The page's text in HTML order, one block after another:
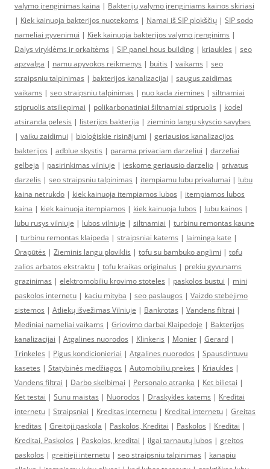
valymo įrenginimas kaina | Bakterijų valymo įrenginiams kainos skiriasi
| Kiek kainuoja bakterijos nuotekoms | Namai iš SIP plokščių | SIP sodo
nameliai gyvenimui | Kiek kainuoja bakterijos valymo įrenginims |
Dalys viryklėms ir orkaitėms | SIP panel hous building | kriaukles | seo
apzvalga | namu apyvokos reikmenys | buitis | vaikams | seo
straipsniu talpinimas | bakterijos kanalizacijai | saugus zaidimas
vaikams | seo straipsniu talpinimas | nuo kada ziemines | siltnamiai
stipruolis atsiliepimai | polikarbonatiniai šiltnamiai stipruolis | kodel
atsiranda pelesis | listerijos bakterija | zieminio langu skyscio savybes
| vaiku zaidimui | bioloģiskie risinājumi | geriausios kanalizacijos
bakterijos | adblue skystis | parama privaciam darzeliui | darzeliai
gelbeja | pasirinkimas vilniuje | ieskome geriausio darzelio | privatus
darzelis | seo straipsniu talpinimas | itempiamu lubu privalumai | lubu
kaina netrukdo | kiek kainuoja itempiamos lubos | itempiamos lubos
kaina | kiek kainuoja itempiamos | kiek kainuoja lubos | lubu kainos |
lubu rusys vilniuje | lubos vilniuje | siltnamiai | turbinu remontas kaune
| turbinu remontas klaipeda | straipsniai katems | laiminga kate |
Orapūtės | Zieminis langu ploviklis | tofu su bambuko anglimi | tofu
zalios arbatos ekstraktu | tofu kraikas originalus | prekiu gyvunams
grazinimas | elektromobiliu krovimo stoteles | paskolos bustui | mini
paskolos internetu | kaciu mityba | seo paslaugos | Vaizdo stebėjimo
sistemos | Atliekų išvežimas Vilniuje | Bankrotas | Vandens filtrai |
Mediniai nameliai vaikams | Griovimo darbai Klaipedoje | Bakterijos
kanalizacijai | Atgalines nuorodos | Klinkeris | Monier | Gerard |
Trinkeles | Pigus kondicionieriai | Atgalines nuorodos | Spausdintuvu
kasetes | Statybinės medžiagos | Automobiliu prekes | Kriaukles |
Vandens filtrai | Darbo skelbimai | Personalo atranka | Ket bilietai |
Ket testai | Sunu maistas | Nuorodos | Draskykles katems | Kreditai
internetu | Straipsniai | Kreditas internetu | Kreditai internetu | Greitas
kreditas | Greitoji paskola | Paskolos, Kreditai | Paskolos | Kreditai |
Kreditai, Paskolos | Paskolos, kreditai | ilgai tarnautų lubos | greitos
paskolos | greitieji internetu | seo straipsniu talpinimas | kanapiu